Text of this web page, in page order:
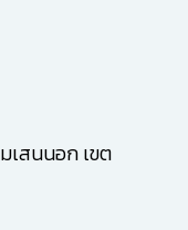
เสนนอก เขต